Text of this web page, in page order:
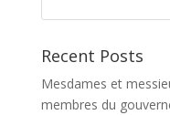
Recent Posts
Mesdames et
membres du